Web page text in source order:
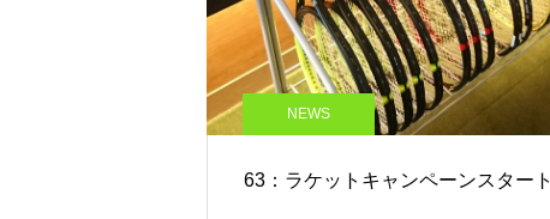
NEWS
63：ラケットキャンペーンスタート